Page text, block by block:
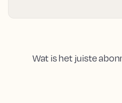
Wat is het juiste